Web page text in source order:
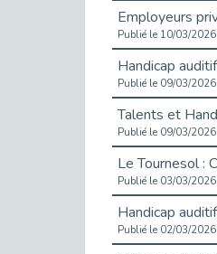
Publié le 10/03/2026
Publié le 09/03/2026
Publié le 09/03/2026
Publié le 03/03/2026
Publié le 02/03/2026